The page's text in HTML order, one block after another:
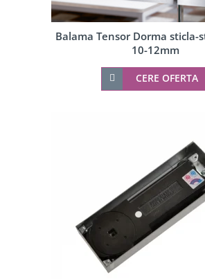
Balama Tensor Dorma sticla-sticla, sticla
10-12mm
CERE OFERTA